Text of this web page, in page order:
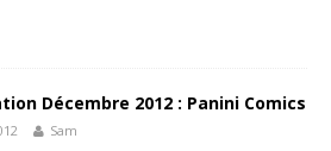
Décembre 2012 : Panini Comics
Sam